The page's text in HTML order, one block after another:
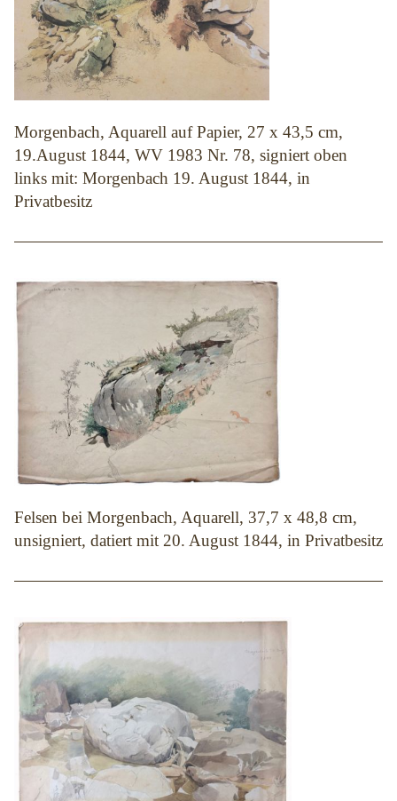
Morgenbach, Aquarell auf Papier, 27 x 43,5 cm,
19.August 1844, WV 1983 Nr. 78, signiert oben
links mit: Morgenbach 19. August 1844, in
Privatbesitz
Felsen bei Morgenbach, Aquarell, 37,7 x 48,8 cm,
unsigniert, datiert mit 20. August 1844, in Privatbesitz